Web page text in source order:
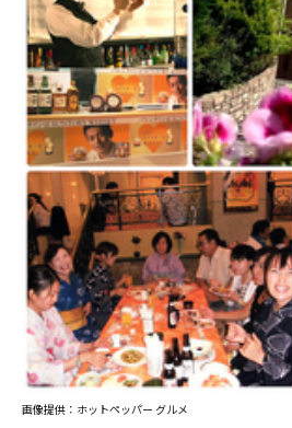
画像提供：ホットペッパー グルメ